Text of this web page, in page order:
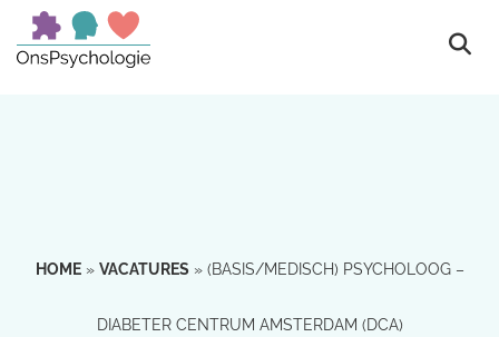
HOME» VACATURES» (BASIS/MEDISCH) PSYCHOLOOG –
DIABETER CENTRUM AMSTERDAM (DCA)